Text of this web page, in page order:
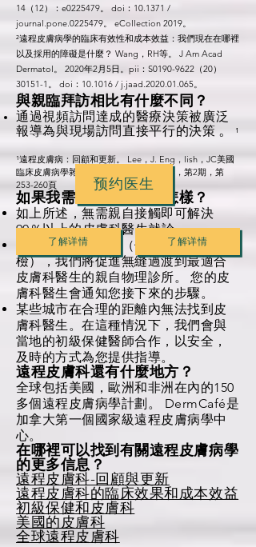
14（12）：e0225479。 doi：10.1371 /
journal.pone.0225479。 eCollection 2019。
²遠程皮膚病學的臨床有效性和成本效益：我們現在在哪裡
以及採用的障礙是什麼？ Wang，RH等。 J Am Acad
Dermatol。 2020年2月5日。pii：S0190-9622（20）
30151-1。 doi：10.1016 / j.jaad.2020.01.065。
與親臨拜訪相比有什麼不同？
通過視頻訪問達成的醫療決策被廣泛
報導為與現場訪問直接平行的決策 。 ¹
¹遠程皮膚病：回顧和更新。 Lee，J. Eng，lish，JC美國
臨床皮膚病學雜誌。 2018年4月，第19卷，第2期，第
253-260頁
如果我需要親自拜訪會怎樣？
如上所述，無需親自接觸即可解決
90％以上的皮膚科醫生就診。
如果需要親自護理（例如皮膚活
檢），我們將促進無縫過渡到最適合
皮膚科醫生的親自物理診所。
您的皮
膚科醫生會通知您接下來的步驟。
某些城市在合理的距離內無法找到皮
膚科醫生。在這種情況下，我們會與
當地的初級保健醫師合作，以安全，
及時的方式為您提供指導。
遠程皮膚科還有什麼地方？
全球包括美國，歐洲和非洲在內的150
多個遠程皮膚病學計劃。 DermCafé是
加拿大第一個國家級遠程皮膚病學中
心。
在哪裡可以找到有關遠程皮膚病學
的更多信息？
遠程皮膚科-回顧與更新
遠程皮膚科的臨床效果和成本效益
初級保健和皮膚科
美國的皮膚科
全球遠程皮膚科
预约医生
了解详情 了解详情